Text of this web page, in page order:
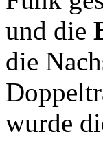
und die
die
wurde